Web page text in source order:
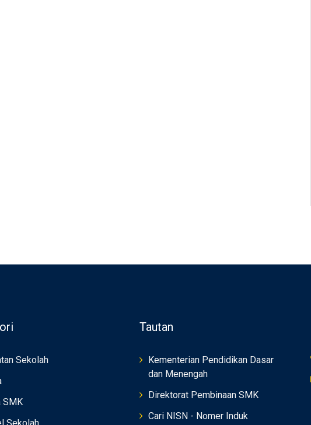
Sekolah
SMK
Tautan
Kementerian Pendidikan Dasar
dan Menengah
Direktorat Pembinaan SMK
Cari NISN - Nomer Induk